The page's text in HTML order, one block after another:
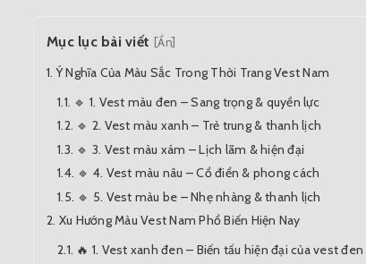
Mục lục bài viết [Ẩn]
Ý Nghĩa Của Màu Sắc Trong Thời Trang Vest Nam
🔹 1. Vest màu đen – Sang trọng & quyền lực
🔹 2. Vest màu xanh – Trẻ trung & thanh lịch
🔹 3. Vest màu xám – Lịch lãm & hiện đại
🔹 4. Vest màu nâu – Cổ điển & phong cách
🔹 5. Vest màu be – Nhẹ nhàng & thanh lịch
Xu Hướng Màu Vest Nam Phổ Biến Hiện Nay
🔥 1. Vest xanh đen – Biến tấu hiện đại của vest đen